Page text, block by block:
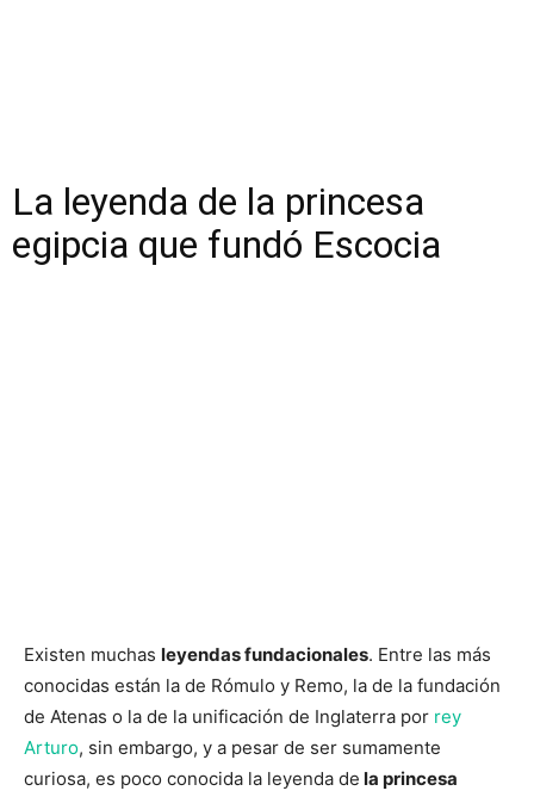
La leyenda de la princesa
egipcia que fundó Escocia
Existen muchas leyendas fundacionales. Entre las más
conocidas están la de Rómulo y Remo, la de la fundación
de Atenas o la de la unificación de Inglaterra por rey
Arturo, sin embargo, y a pesar de ser sumamente
curiosa, es poco conocida la leyenda de la princesa